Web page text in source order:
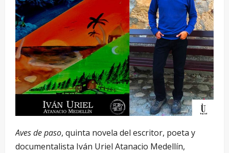
Aves de paso, quinta novela del escritor, poeta y
documentalista Iván Uriel Atanacio Medellín,